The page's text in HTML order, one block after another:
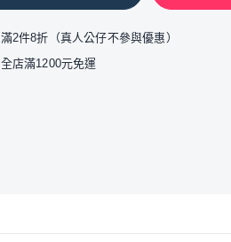
滿2件8折（真人公仔不參與優惠）
全店滿1200元免運